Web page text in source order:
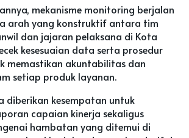
mekanisme monitoring berjalan
arah yang konstruktif antara tim
dan jajaran pelaksana di Kota
kesesuaian data serta prosedur
memastikan akuntabilitas dan
setiap produk layanan.
diberikan kesempatan untuk
capaian kinerja sekaligus
hambatan yang ditemui di